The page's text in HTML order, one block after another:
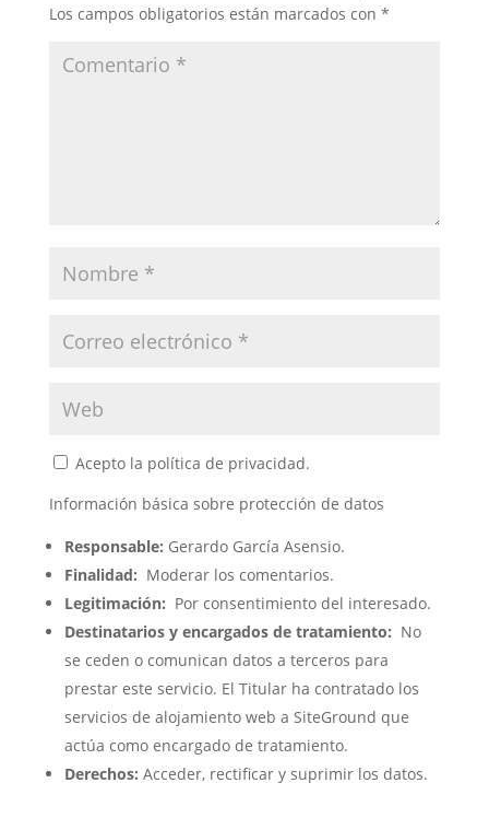
Los campos obligatorios están marcados con *
Acepto la política de privacidad.
Información básica sobre protección de datos
Responsable: Gerardo García Asensio.
Finalidad: Moderar los comentarios.
Legitimación: Por consentimiento del interesado.
Destinatarios y encargados de tratamiento: No
se ceden o comunican datos a terceros para
prestar este servicio. El Titular ha contratado los
servicios de alojamiento web a SiteGround que
actúa como encargado de tratamiento.
Derechos: Acceder, rectificar y suprimir los datos.